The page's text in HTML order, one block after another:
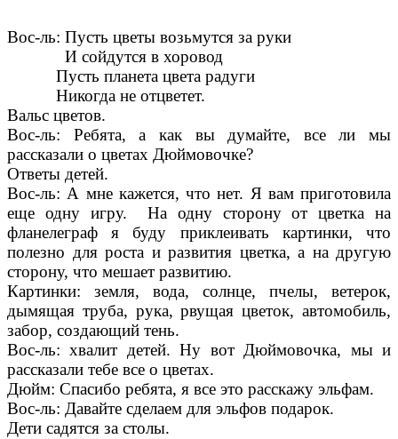
Вос-ль: Пусть цветы возьмутся за руки
И сойдутся в хоровод
Пусть планета цвета радуги
Никогда не отцветет.
Вальс цветов.
Вос-ль: Ребята, а как вы думайте, все ли мы
рассказали о цветах Дюймовочке?
Ответы детей.
Вос-ль: А мне кажется, что нет. Я вам приготовила
еще одну игру. На одну сторону от цветка на
фланелеграф я буду приклеивать картинки, что
полезно для роста и развития цветка, а на другую
сторону, что мешает развитию.
Картинки: земля, вода, солнце, пчелы, ветерок,
дымящая труба, рука, рвущая цветок, автомобиль,
забор, создающий тень.
Вос-ль: хвалит детей. Ну вот Дюймовочка, мы и
рассказали тебе все о цветах.
Дюйм: Спасибо ребята, я все это расскажу эльфам.
Вос-ль: Давайте сделаем для эльфов подарок.
Дети садятся за столы.